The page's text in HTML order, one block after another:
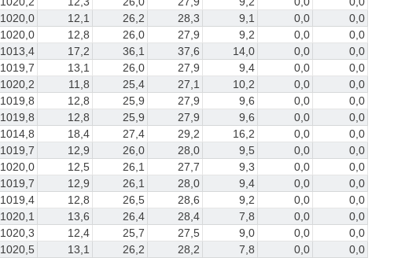
1020,0 12,1 26,2 28,3 9,1 0,0
0,0
1020,0 12,8 26,0 27,9 9,2 0,0
0,0
1013,4 17,2 36,1 37,6 14,0 0,0
0,0
1019,7 13,1 26,0 27,9 9,4 0,0
0,0
1020,2 11,8 25,4 27,1 10,2 0,0
0,0
1019,8 12,8 25,9 27,9 9,6 0,0
0,0
1019,8 12,8 25,9 27,9 9,6 0,0
0,0
1014,8 18,4 27,4 29,2 16,2 0,0
0,0
1019,7 12,9 26,0 28,0 9,5 0,0
0,0
1020,0 12,5 26,1 27,7 9,3 0,0
0,0
1019,7 12,9 26,1 28,0 9,4 0,0
0,0
1019,4 12,8 26,5 28,6 9,2 0,0
0,0
1020,1 13,6 26,4 28,4 7,8 0,0
0,0
1020,3 12,4 25,7 27,5 9,0 0,0
0,0
1020,5 13,1 26,2 28,2 7,8 0,0
0,0